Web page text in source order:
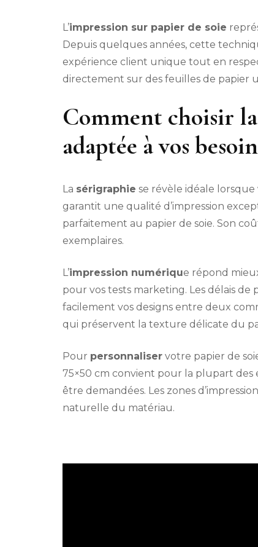
L’impression sur papier de soie
Depuis quelques années, cette
expérience client unique tout en
directement sur des feuilles de papier
Comment choisir
adaptée à vos
La sérigraphie se révèle idéale
garantit une qualité d’impression
parfaitement au papier de soie. Son
exemplaires.
L’impression numérique répond
pour vos tests marketing. Les délais
facilement vos designs entre deux
qui préservent la texture délicate du
Pour personnaliser votre papier de
75×50 cm convient pour la plupart des
être demandées. Les zones
naturelle du matériau.